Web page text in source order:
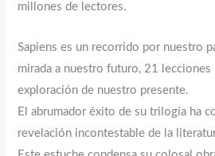
millones de lectores.
Sapiens es un recorrido por nuestro
mirada a nuestro futuro, 21 lecciones
exploración de nuestro presente.
El abrumador éxito de su trilogía ha
revelación incontestable de la